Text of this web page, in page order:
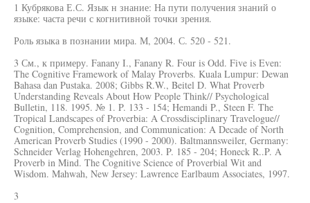
1 Кубрякова Е.С. Язык н знание: На пути получения знаний о
языке: часта речи с когнитивной точки зрения.
Роль языка в познании мира. М, 2004. С. 520 - 521.
3 См., к примеру. Fanany I., Fanany R. Four is Odd. Five is Even:
The Cognitive Framework of Malay Proverbs. Kuala Lumpur: Dewan
Bahasa dan Pustaka. 2008; Gibbs R.W., Beitel D. What Proverb
Understanding Reveals About How People Think// Psychological
Bulletin, 118. 1995. № 1. P. 133 - 154; Hemandi P., Steen F. The
Tropical Landscapes of Proverbia: A Crossdisciplinary Travelogue//
Cognition, Comprehension, and Communication: A Decade of North
American Proverb Studies (1990 - 2000). Baltmannsweiler, Germany:
Schneider Verlag Hohengehren, 2003. P. 185 - 204; Honeck R..P. A
Proverb in Mind. The Cognitive Science of Proverbial Wit and
Wisdom. Mahwah, New Jersey: Lawrence Earlbaum Associates, 1997.
3